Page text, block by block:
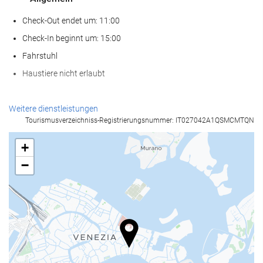
Check-Out endet um: 11:00
Check-In beginnt um: 15:00
Fahrstuhl
Haustiere nicht erlaubt
Empfangsdienste
Gepäckaufbewahrung
Nahrungsmittel und Getränke
Bar
Internet
Kostenloses Wi-Fi
Weitere dienstleistungen
Tourismusverzeichniss-Registrierungsnummer: IT027042A1QSMCMTQN
+
−